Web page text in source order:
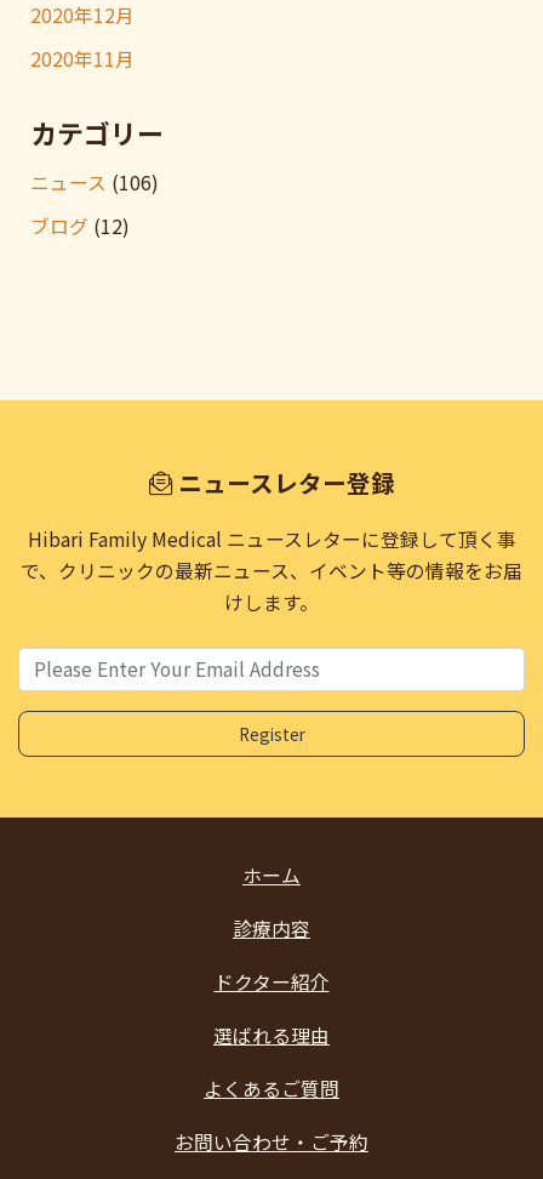
2020年12月
2020年11月
カテゴリー
ニュース (106)
ブログ (12)
ニュースレター登録
Hibari Family Medical ニュースレターに登録して頂く事
で、 クリニックの最新ニュース、イベント等の情報をお届
けします。
ホーム
診療内容
ドクター紹介
選ばれる理由
よくあるご質問
お問い合わせ・ご予約